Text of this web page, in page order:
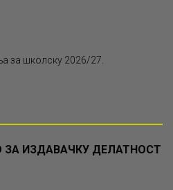
за школску 2026/27.
ИЗДАВАЧКУ ДЕЛАТНОСТ